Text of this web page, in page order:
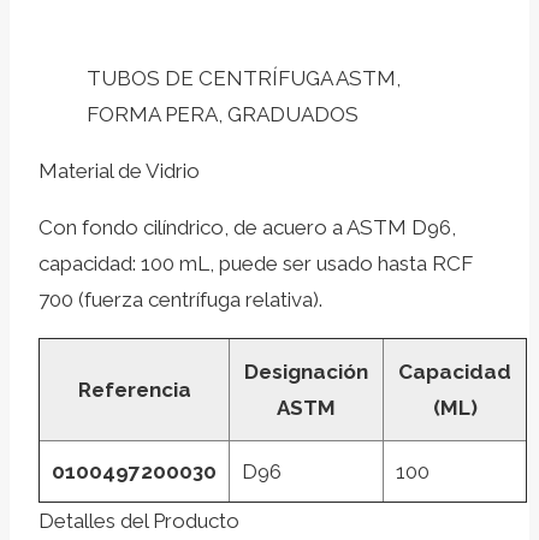
TUBOS DE CENTRÍFUGA ASTM,
FORMA PERA, GRADUADOS
Material de Vidrio
Con fondo cilíndrico, de acuero a ASTM D96,
capacidad: 100 mL, puede ser usado hasta RCF
700 (fuerza centrífuga relativa).
Referencia
Designación
ASTM
Capacidad
(ML)
0100497200030 D96 100
Detalles del Producto